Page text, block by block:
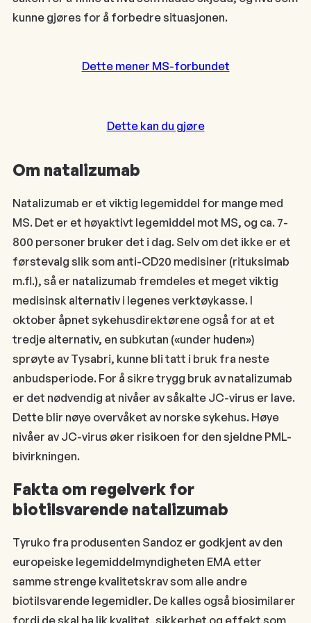
kunne gjøres for å forbedre situasjonen.
Dette mener MS-forbundet
Dette kan du gjøre
Om natalizumab
Natalizumab er et viktig legemiddel for mange med
MS. Det er et høyaktivt legemiddel mot MS, og ca. 7-
800 personer bruker det i dag. Selv om det ikke er et
førstevalg slik som anti-CD20 medisiner (rituksimab
m.fl.), så er natalizumab fremdeles et meget viktig
medisinsk alternativ i legenes verktøykasse. I
oktober åpnet sykehusdirektørene også for at et
tredje alternativ, en subkutan («under huden»)
sprøyte av Tysabri, kunne bli tatt i bruk fra neste
anbudsperiode. For å sikre trygg bruk av natalizumab
er det nødvendig at nivåer av såkalte JC-virus er lave.
Dette blir nøye overvåket av norske sykehus. Høye
nivåer av JC-virus øker risikoen for den sjeldne PML-
bivirkningen.
Fakta om regelverk for
biotilsvarende natalizumab
Tyruko fra produsenten Sandoz er godkjent av den
europeiske legemiddelmyndigheten EMA etter
samme strenge kvalitetskrav som alle andre
biotilsvarende legemidler. De kalles også biosimilarer